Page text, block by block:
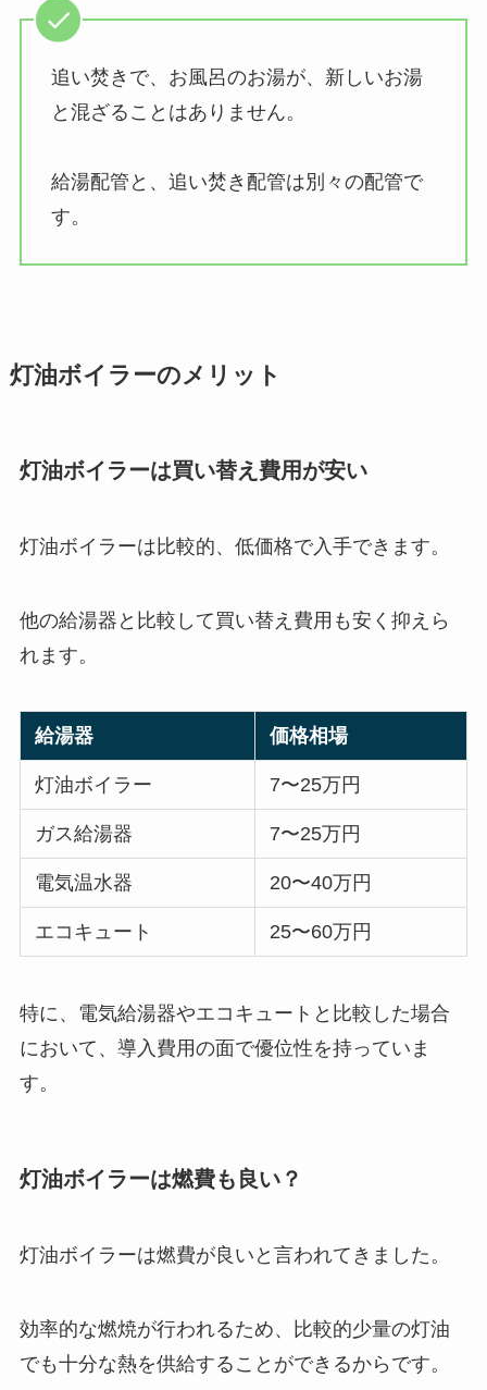
追い焚きで、お風呂のお湯が、新しいお湯
と混ざることはありません。
給湯配管と、追い焚き配管は別々の配管で
す。
灯油ボイラーのメリット
灯油ボイラーは買い替え費用が安い
灯油ボイラーは比較的、低価格で入手できます。
他の給湯器と比較して買い替え費用も安く抑えら
れます。
給湯器 価格相場
灯油ボイラー 7〜25万円
ガス給湯器 7〜25万円
電気温水器 20〜40万円
エコキュート 25〜60万円
特に、電気給湯器やエコキュートと比較した場合
において、導入費用の面で優位性を持っていま
す。
灯油ボイラーは燃費も良い？
灯油ボイラーは燃費が良いと言われてきました。
効率的な燃焼が行われるため、比較的少量の灯油
でも十分な熱を供給することができるからです。